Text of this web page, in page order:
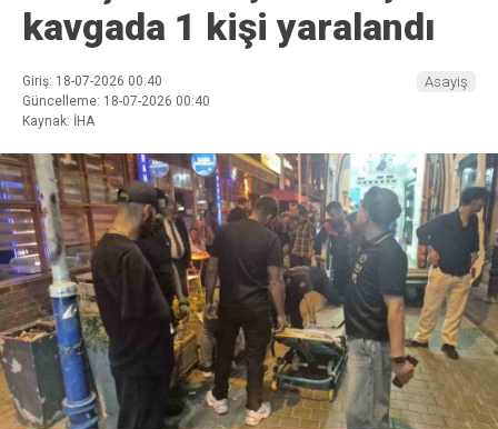
kavgada 1 kişi yaralandı
Giriş: 18-07-2026 00:40
Güncelleme: 18-07-2026 00:40
Kaynak: İHA
Asayiş